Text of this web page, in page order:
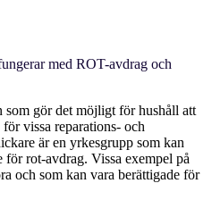
med ROT-avdrag och
som gör det möjligt för hushåll att
vissa reparations- och
är en yrkesgrupp som kan
för rot-avdrag. Vissa exempel på
och som kan vara berättigade för